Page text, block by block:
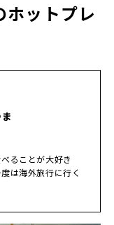
ホットプレ
ることが大好き
は海外旅行に行く